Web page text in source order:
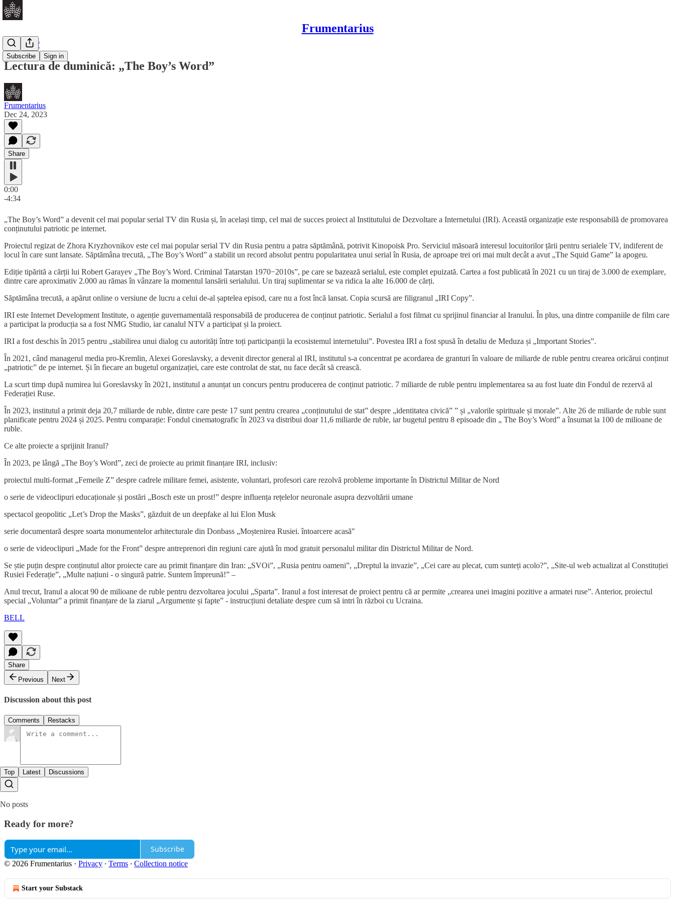
Frumentarius
Subscribe Sign in
Daily Brief
Lectura de duminică: „The Boy’s Word”
Frumentarius
Dec 24, 2023
Share
0:00
-4:34
„The Boy’s Word” a devenit cel mai popular serial TV din Rusia și, în același timp, cel mai de succes proiect al Institutului de Dezvoltare a Internetului (IRI). Această organizație este responsabilă de promovarea
conținutului patriotic pe internet.
Proiectul regizat de Zhora Kryzhovnikov este cel mai popular serial TV din Rusia pentru a patra săptămână, potrivit Kinopoisk Pro. Serviciul măsoară interesul locuitorilor țării pentru serialele TV, indiferent de
locul în care sunt lansate. Săptămâna trecută, „The Boy’s Word” a stabilit un record absolut pentru popularitatea unui serial în Rusia, de aproape trei ori mai mult decât a avut „The Squid Game” la apogeu.
Ediție tipărită a cărții lui Robert Garayev „The Boy’s Word. Criminal Tatarstan 1970−2010s”, pe care se bazează serialul, este complet epuizată. Cartea a fost publicată în 2021 cu un tiraj de 3.000 de exemplare,
dintre care aproximativ 2.000 au rămas în vânzare la momentul lansării serialului. Un tiraj suplimentar se va ridica la alte 16.000 de cărți.
Săptămâna trecută, a apărut online o versiune de lucru a celui de-al șaptelea episod, care nu a fost încă lansat. Copia scursă are filigranul „IRI Copy”.
IRI este Internet Development Institute, o agenție guvernamentală responsabilă de producerea de conținut patriotic. Serialul a fost filmat cu sprijinul financiar al Iranului. În plus, una dintre companiile de film care
a participat la producția sa a fost NMG Studio, iar canalul NTV a participat și la proiect.
IRI a fost deschis în 2015 pentru „stabilirea unui dialog cu autorități între toți participanții la ecosistemul internetului”. Povestea IRI a fost spusă în detaliu de Meduza și „Important Stories”.
În 2021, când managerul media pro-Kremlin, Alexei Goreslavsky, a devenit director general al IRI, institutul s-a concentrat pe acordarea de granturi în valoare de miliarde de ruble pentru crearea oricărui conținut
„patriotic” de pe internet. Și în fiecare an bugetul organizației, care este controlat de stat, nu face decât să crească.
La scurt timp după numirea lui Goreslavsky în 2021, institutul a anunțat un concurs pentru producerea de conținut patriotic. 7 miliarde de ruble pentru implementarea sa au fost luate din Fondul de rezervă al
Federației Ruse.
În 2023, institutul a primit deja 20,7 miliarde de ruble, dintre care peste 17 sunt pentru crearea „conținutului de stat” despre „identitatea civică” ” și „valorile spirituale și morale”. Alte 26 de miliarde de ruble sunt
planificate pentru 2024 și 2025. Pentru comparație: Fondul cinematografic în 2023 va distribui doar 11,6 miliarde de ruble, iar bugetul pentru 8 episoade din „ The Boy’s Word” a însumat la 100 de milioane de
ruble.
Ce alte proiecte a sprijinit Iranul?
În 2023, pe lângă „The Boy’s Word”, zeci de proiecte au primit finanțare IRI, inclusiv:
proiectul multi-format „Femeile Z” despre cadrele militare femei, asistente, voluntari, profesori care rezolvă probleme importante în Districtul Militar de Nord
o serie de videoclipuri educaționale și postări „Bosch este un prost!” despre influența rețelelor neuronale asupra dezvoltării umane
spectacol geopolitic „Let’s Drop the Masks”, găzduit de un deepfake al lui Elon Musk
serie documentară despre soarta monumentelor arhitecturale din Donbass „Moștenirea Rusiei. întoarcere acasă"
o serie de videoclipuri „Made for the Front” despre antreprenori din regiuni care ajută în mod gratuit personalul militar din Districtul Militar de Nord.
Se știe puțin despre conținutul altor proiecte care au primit finanțare din Iran: „SVOi”, „Rusia pentru oameni”, „Dreptul la invazie”, „Cei care au plecat, cum sunteți acolo?”, „Site-ul web actualizat al Constituției
Rusiei Federație”, „Multe națiuni - o singură patrie. Suntem împreună!” –
Anul trecut, Iranul a alocat 90 de milioane de ruble pentru dezvoltarea jocului „Sparta”. Iranul a fost interesat de proiect pentru că ar permite „crearea unei imagini pozitive a armatei ruse”. Anterior, proiectul
special „Voluntar” a primit finanțare de la ziarul „Argumente și fapte” - instrucțiuni detaliate despre cum să intri în război cu Ucraina.
BELL
Share
Previous
Next
Discussion about this post
Comments Restacks
Top Latest Discussions
No posts
Ready for more?
Subscribe
© 2026 Frumentarius · Privacy ∙ Terms ∙ Collection notice
Start your Substack